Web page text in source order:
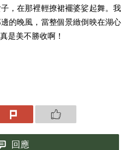
，在那裡輕撩裙襬婆娑起舞。我
的晚風，當整個景緻倒映在湖心
是美不勝收啊！
回應